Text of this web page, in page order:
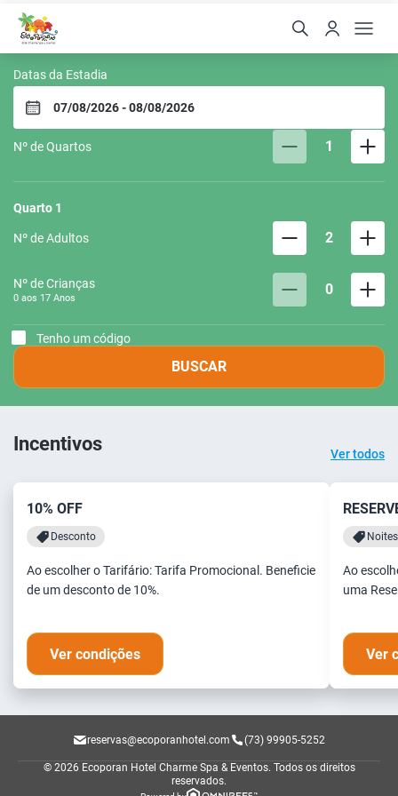
Ecoporan Hotel Charme
Datas da Estadia
Nº de Quartos 1
Quarto 1
Nº de Adultos 2
Nº de Crianças
0 aos 17 Anos 0
Tenho um código
BUSCAR
Incentivos Ver todos
10% OFF
Desconto
Ao escolher o Tarifário: Tarifa Promocional. Beneficie
de um desconto de 10%.
Ver condições
Ao
uma
Ver
reservas@ecoporanhotel.com (73) 99905-5252
© 2026 Ecoporan Hotel Charme Spa & Eventos. Todos os direitos
reservados.